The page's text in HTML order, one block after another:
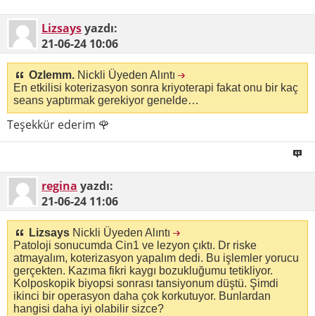
Lizsaysyazdı:
21-06-24 10:06
Ozlemm. Nickli Üyeden Alıntı
En etkilisi koterizasyon sonra kriyoterapi fakat onu bir kaç
seans yaptırmak gerekiyor genelde…
Teşekkür ederim 🌹
regina yazdı:
21-06-24 11:06
Lizsays Nickli Üyeden Alıntı
Patoloji sonucumda Cin1 ve lezyon çıktı. Dr riske
atmayalım, koterizasyon yapalım dedi. Bu işlemler yorucu
gerçekten. Kazıma fikri kaygı bozukluğumu tetikliyor.
Kolposkopik biyopsi sonrası tansiyonum düştü. Şimdi
ikinci bir operasyon daha çok korkutuyor. Bunlardan
hangisi daha iyi olabilir sizce?